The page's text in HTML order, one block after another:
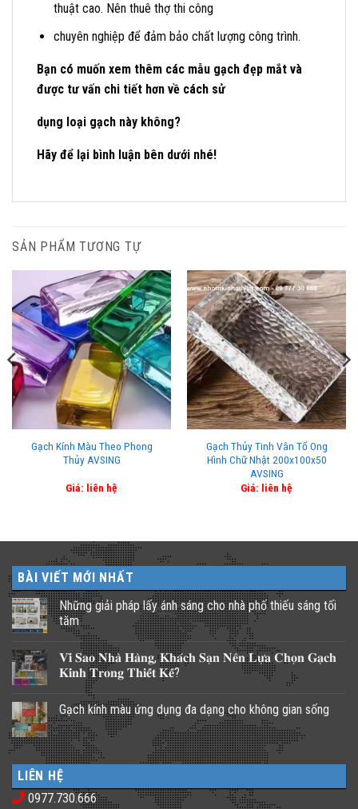
thuật cao. Nên thuê thợ thi công
chuyên nghiệp để đảm bảo chất lượng công trình.
Bạn có muốn xem thêm các mẫu gạch đẹp mắt và
được tư vấn chi tiết hơn về cách sử
dụng loại gạch này không?
Hãy để lại bình luận bên dưới nhé!
SẢN PHẨM TƯƠNG TỰ
Gạch Kính Màu Theo Phong
Thủy AVSING
Giá: liên hệ
Gạch Thủy Tinh Vân Tổ Ong
Hình Chữ Nhật 200x100x50
AVSING
Giá: liên hệ
BÀI VIẾT MỚI NHẤT
Những giải pháp lấy ánh sáng cho nhà phố thiếu sáng tối
tăm
Không
bình
luận
ở
pháp
lấy
ánh
sáng
cho
nhà
phố
thiếu
sáng
tối
𝐕𝐢̀ 𝐒𝐚𝐨 𝐍𝐡𝐚̀ 𝐇𝐚̀𝐧𝐠, 𝐊𝐡𝐚́𝐜𝐡 𝐒𝐚̣𝐧 𝐍𝐞̂𝐧 𝐋𝐮̛̣𝐚 𝐂𝐡𝐨̣𝐧 𝐆𝐚̣𝐜𝐡
𝐊𝐢́𝐧𝐡 𝐓𝐫𝐨𝐧𝐠 𝐓𝐡𝐢𝐞̂́𝐭 𝐊𝐞̂́?
bình
luận
ở
𝐕𝐢̀
𝐒𝐚𝐨
𝐍𝐡𝐚̀
𝐇𝐚̀𝐧𝐠,
𝐊𝐡𝐚́𝐜𝐡
𝐒𝐚̣𝐧
𝐍𝐞̂𝐧
Gạch kính màu ứng dụng đa dạng cho không gian sống
Không
có
bình
luận
ở
Gạch
kính
màu
LIÊN HỆ
0977.730.666